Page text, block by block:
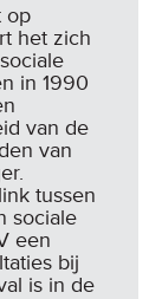
op
het zich
in 1990
van de
van
tussen
sociale
een
bij
is in de